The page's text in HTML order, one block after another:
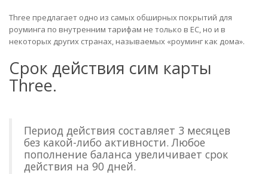
Three предлагает одно из самых обширных покрытий для
роуминга по внутренним тарифам не только в ЕС, но и в
некоторых других странах, называемых «роуминг как дома».
Срок действия сим карты
Three.
Период действия составляет 3 месяцев
без какой-либо активности. Любое
пополнение баланса увеличивает срок
действия на 90 дней.